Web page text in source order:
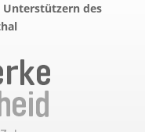
Unterstützern des